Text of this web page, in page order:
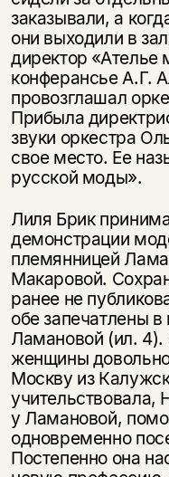
заказывали, а
они выходили в
директор
конферансье А.Г.
провозглашал
Прибыла
звуки оркестра
свое место. Ее
русской моды».
Лиля Брик
демонстрации
племянницей
Макаровой.
ранее не
обе запечатлены
Ламановой (ил. 4).
женщины
Москву из
у Ламановой,
одновременно
Постепенно она